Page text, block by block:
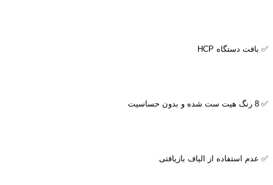
✅ بافت دستگاه HCP
✅ 8 رنگ هیت ست شده و بدون حساسیت
✅ عدم استفاده از الیاف بازیافتی